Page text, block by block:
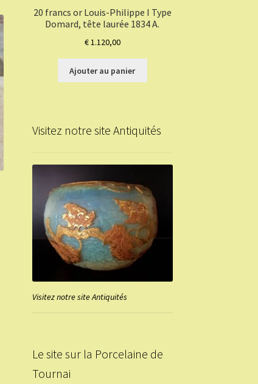
20 francs or Louis-Philippe I Type
Domard, tête laurée 1834 A.
€1.120,00
Ajouter au panier
Visitez notre site Antiquités
Visitez notre site Antiquités
Le site sur la Porcelaine de
Tournai